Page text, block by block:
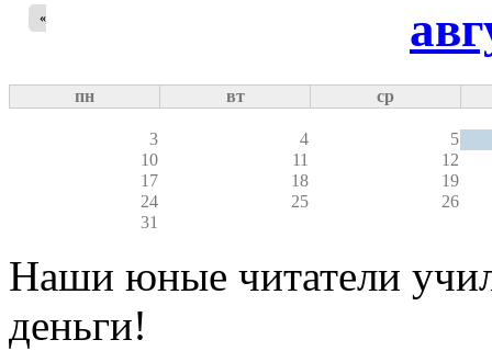
«
пн вт ср
3 4
5
10
11
12
17
18
19
24
25
26
31
Наши юные читатели
деньги!